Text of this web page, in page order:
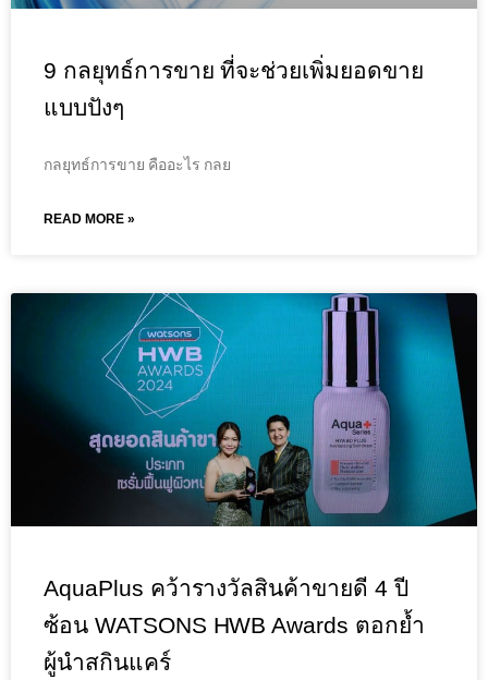
9 กลยุทธ์การขาย ที่จะช่วยเพิ่มยอดขาย
แบบปังๆ
กลยุทธ์การขาย คืออะไร กลย
READ MORE »
AquaPlus คว้ารางวัลสินค้าขายดี 4 ปี
ซ้อน WATSONS HWB Awards ตอกย้ำ
ผู้นำสกินแคร์